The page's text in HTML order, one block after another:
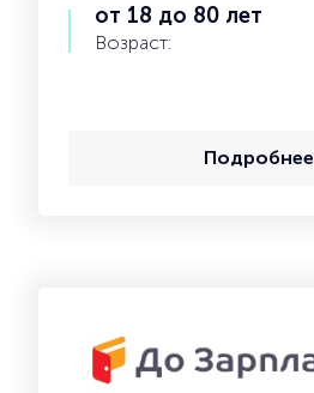
от 18 до 80 лет
Возраст:
Подробнее